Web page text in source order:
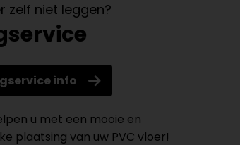
zelf niet leggen?
info
u met een mooie en
plaatsing van uw PVC vloer!